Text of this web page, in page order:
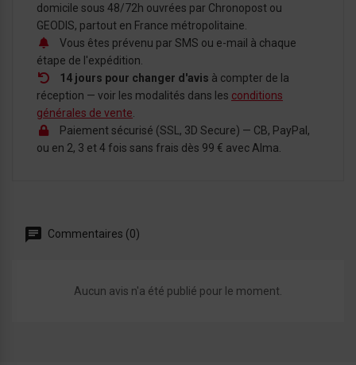
domicile sous 48/72h ouvrées par Chronopost ou
GEODIS, partout en France métropolitaine.
Vous êtes prévenu par SMS ou e-mail à chaque
étape de l'expédition.
14 jours pour changer d'avis à compter de la
réception — voir les modalités dans les conditions
générales de vente
Paiement sécurisé (SSL, 3D Secure) — CB, PayPal,
ou en 2, 3 et 4 fois sans frais dès 99 € avec Alma.
Commentaires (0)
Aucun avis n'a été publié pour le moment.